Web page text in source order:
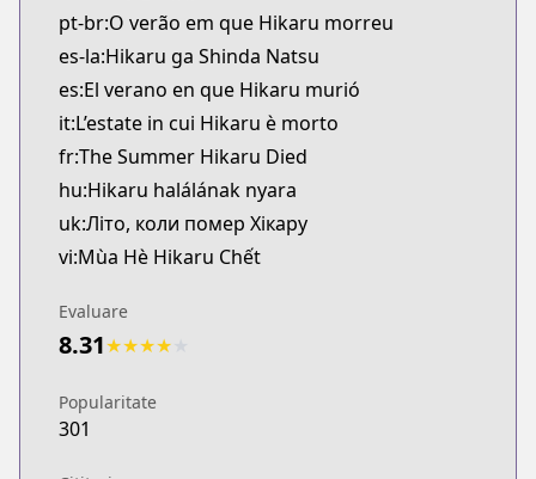
pt-br:O verão em que Hikaru morreu
es-la:Hikaru ga Shinda Natsu
es:El verano en que Hikaru murió
it:L’estate in cui Hikaru è morto
fr:The Summer Hikaru Died
hu:Hikaru halálának nyara
uk:Літо, коли помер Хікару
vi:Mùa Hè Hikaru Chết
Evaluare
8.31★★★★
Popularitate
301